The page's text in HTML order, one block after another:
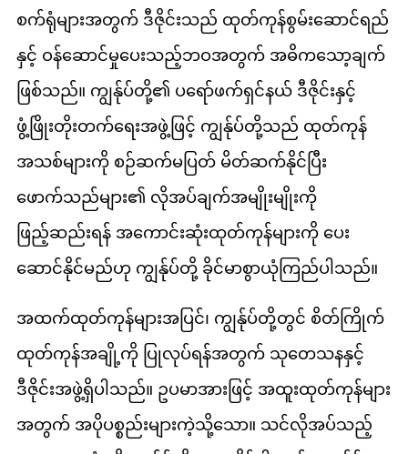
စက်ရုံများအတွက် ဒီဇိုင်းသည် ထုတ်ကုန်စွမ်းဆောင်ရည်
နှင့် ဝန်ဆောင်မှုပေးသည့်ဘဝအတွက် အဓိကသော့ချက်
ဖြစ်သည်။ ကျွန်ုပ်တို့၏ ပရော်ဖက်ရှင်နယ် ဒီဇိုင်းနှင့်
ဖွံ့ဖြိုးတိုးတက်ရေးအဖွဲ့ဖြင့် ကျွန်ုပ်တို့သည် ထုတ်ကုန်
အသစ်များကို စဉ်ဆက်မပြတ် မိတ်ဆက်နိုင်ပြီး
ဖောက်သည်များ၏ လိုအပ်ချက်အမျိုးမျိုးကို
ဖြည့်ဆည်းရန် အကောင်းဆုံးထုတ်ကုန်များကို ပေး
ဆောင်နိုင်မည်ဟု ကျွန်ုပ်တို့ ခိုင်မာစွာယုံကြည်ပါသည်။
အထက်ထုတ်ကုန်များအပြင်၊ ကျွန်ုပ်တို့တွင် စိတ်ကြိုက်
ထုတ်ကုန်အချို့ကို ပြုလုပ်ရန်အတွက် သုတေသနနှင့်
ဒီဇိုင်းအဖွဲ့ရှိပါသည်။ ဥပမာအားဖြင့် အထူးထုတ်ကုန်များ
အတွက် အပိုပစ္စည်းများကဲ့သို့သော။ သင်လိုအပ်သည့်